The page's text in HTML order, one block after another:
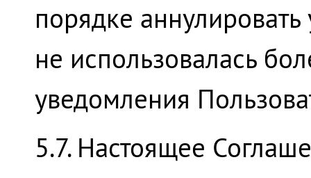
порядке
не использовалась
уведомления
5.7. Настоящее